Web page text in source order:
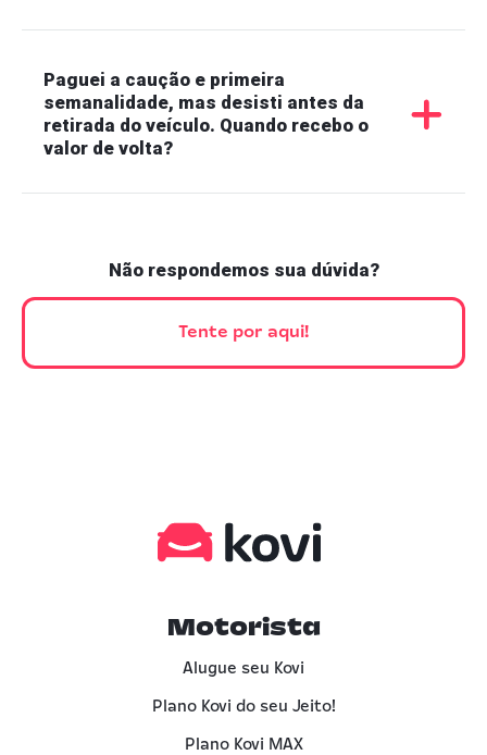
Paguei a caução e primeira
semanalidade, mas desisti antes da
retirada do veículo. Quando recebo o
valor de volta?
Não respondemos sua dúvida?
Tente por aqui!
Motorista
Alugue seu Kovi
Plano Kovi do seu Jeito!
Plano Kovi MAX